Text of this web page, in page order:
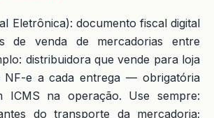
Eletrônica): documento fiscal digital
de venda de mercadorias entre
distribuidora que vende para loja
NF-e a cada entrega — obrigatória
ICMS na operação. Use sempre:
do transporte da mercadoria;